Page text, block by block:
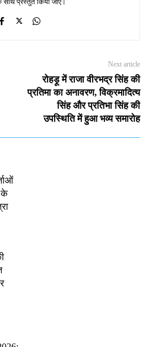
Next article
रोहड़ू में राजा वीरभद्र सिंह की
प्रतिमा का अनावरण, विक्रमादित्य
सिंह और प्रतिभा सिंह की
उपस्थिति में हुआ भव्य समारोह
के